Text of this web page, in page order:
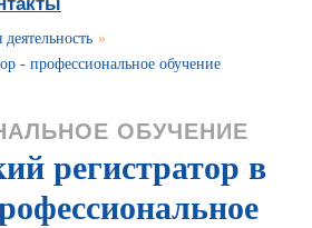
»
- профессиональное обучение
ОБУЧЕНИЕ
регистратор в